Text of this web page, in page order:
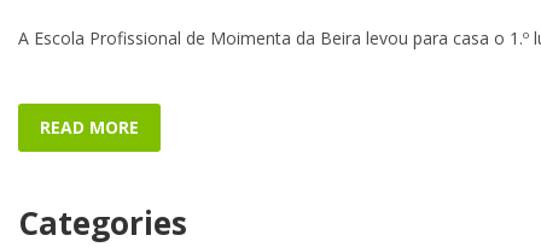
A Escola Profissional de Moimenta da Beira levou para casa o
READ MORE
Categories